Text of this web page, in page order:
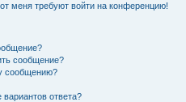
меня требуют войти на конференцию!
сообщение?
сообщению?
ответа?